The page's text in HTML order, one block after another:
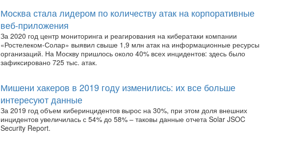
Москва стала лидером по количеству атак на корпоративные
веб-приложения
За 2020 год центр мониторинга и реагирования на кибератаки компании
«Ростелеком-Солар» выявил свыше 1,9 млн атак на информационные ресурсы
организаций. На Москву пришлось около 40% всех инцидентов: здесь было
зафиксировано 725 тыс. атак.
Мишени хакеров в 2019 году изменились: их все больше
интересуют данные
За 2019 год объем киберинцидентов вырос на 30%, при этом доля внешних
инцидентов увеличилась с 54% до 58% – таковы данные отчета Solar JSOC
Security Report.